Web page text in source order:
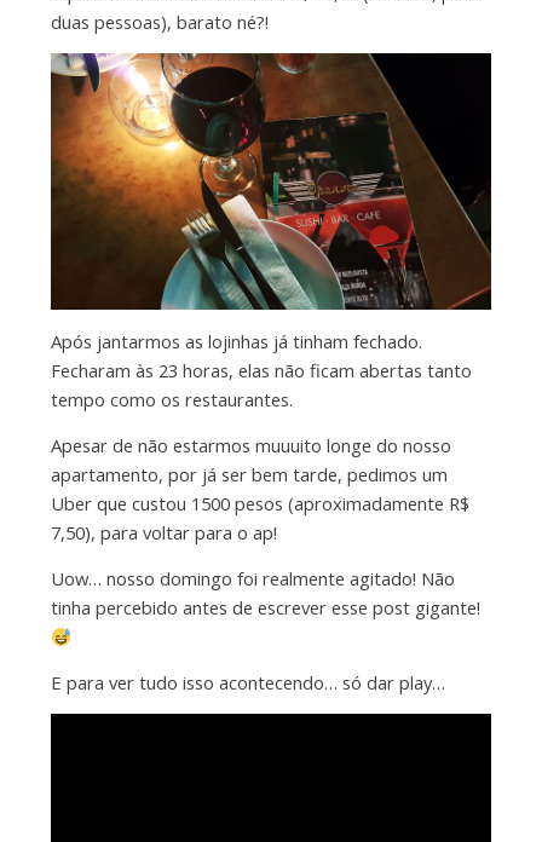
duas pessoas), barato né?!
Após jantarmos as lojinhas já tinham fechado.
Fecharam às 23 horas, elas não ficam abertas tanto
tempo como os restaurantes.
Apesar de não estarmos muuuito longe do nosso
apartamento, por já ser bem tarde, pedimos um
Uber que custou 1500 pesos (aproximadamente R$
7,50), para voltar para o ap!
Uow… nosso domingo foi realmente agitado! Não
tinha percebido antes de escrever esse post gigante!
E para ver tudo isso acontecendo… só dar play…